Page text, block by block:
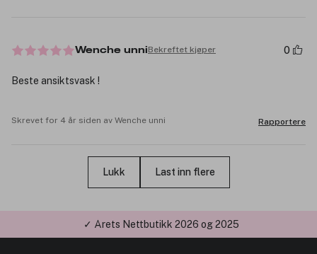
Wenche unniBekreftet kjøper 0
Beste ansiktsvask !
Skrevet for 4 år siden av Wenche unni Rapportere
Lukk Last inn flere
✓ Årets Nettbutikk 2026 og 2025